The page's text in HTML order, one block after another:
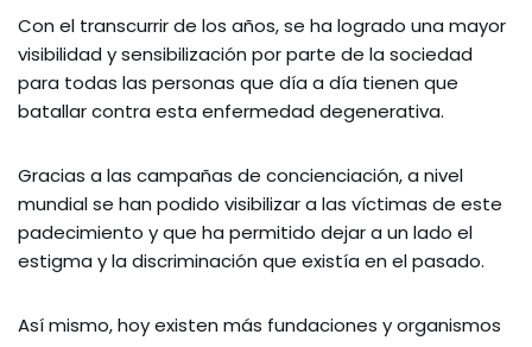
Con el transcurrir de los años, se ha logrado una mayor
visibilidad y sensibilización por parte de la sociedad
para todas las personas que día a día tienen que
batallar contra esta enfermedad degenerativa.
Gracias a las campañas de concienciación, a nivel
mundial se han podido visibilizar a las víctimas de este
padecimiento y que ha permitido dejar a un lado el
estigma y la discriminación que existía en el pasado.
Así mismo, hoy existen más fundaciones y organismos